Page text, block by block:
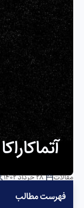
مقالات 28 خرداد 1402
فهرست مطالب